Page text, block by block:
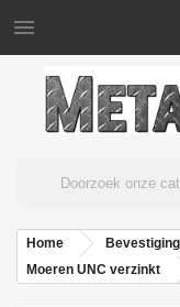

Home
Moeren UNC verzinkt